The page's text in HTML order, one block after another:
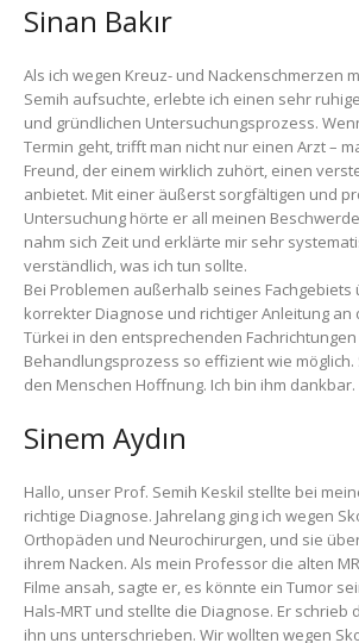
Sinan Bakır
Als ich wegen Kreuz- und Nackenschmerzen
Semih aufsuchte, erlebte ich einen sehr
und gründlichen Untersuchungsprozess.
Termin geht, trifft man nicht nur einen Arzt –
Freund, der einem wirklich zuhört, einen
anbietet. Mit einer äußerst sorgfältigen und
Untersuchung hörte er all meinen
nahm sich Zeit und erklärte mir sehr
verständlich, was ich tun sollte.
Bei Problemen außerhalb seines Fachgebiets
korrekter Diagnose und richtiger Anleitung
Türkei in den entsprechenden
Behandlungsprozess so effizient wie möglich.
den Menschen Hoffnung. Ich bin ihm dankbar.
Sinem Aydın
Hallo, unser Prof. Semih Keskil stellte bei
richtige Diagnose. Jahrelang ging ich wegen
Orthopäden und Neurochirurgen, und sie
ihrem Nacken. Als mein Professor die alten
Filme ansah, sagte er, es könnte ein Tumor
Hals-MRT und stellte die Diagnose. Er schrieb
ihn uns unterschrieben. Wir wollten wegen